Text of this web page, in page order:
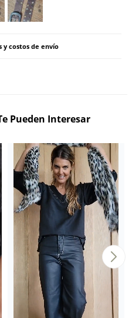
y costos de envío
Pueden Interesar